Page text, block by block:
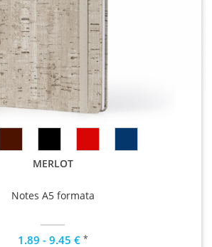
MERLOT
Notes A5 formata
1.89 - 9.45 € *